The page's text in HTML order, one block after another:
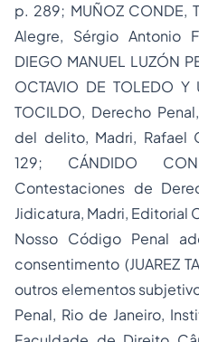
p. 289; MUÑOZ CONDE,
Alegre, Sérgio Antonio
DIEGO MANUEL LUZÓN
OCTAVIO DE TOLEDO Y
TOCILDO, Derecho Penal,
del delito, Madri, Rafael
129; CÁNDIDO
Contestaciones de
Jidicatura, Madri, Editorial
Nosso Código Penal
consentimento (JUAREZ
outros elementos
Penal, Rio de Janeiro,